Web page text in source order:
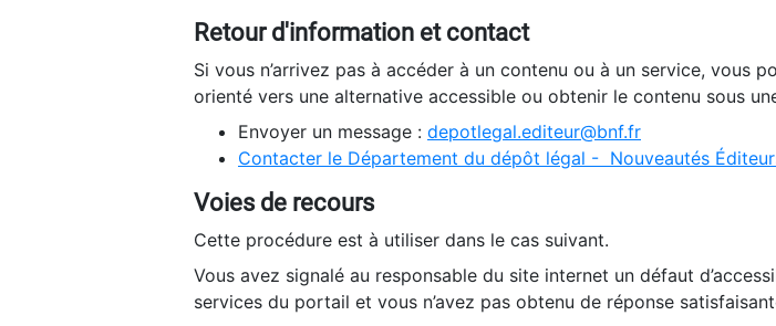
Retour d'information et contact
Si vous n’arrivez pas à accéder à un contenu ou à un service, vous
orienté vers une alternative accessible ou obtenir le contenu sous
Envoyer un message : depotlegal.editeur@bnf.fr
Contacter le Département du dépôt légal - Nouveautés
Voies de recours
Cette procédure est à utiliser dans le cas suivant.
Vous avez signalé au responsable du site internet un défaut
services du portail et vous n’avez pas obtenu de réponse